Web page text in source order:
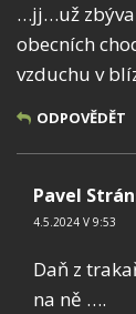
…jj…už zbýva
obecních
vzduchu v
ODPOVĚDĚT
Pavel
4.5.2024 V 9:53
Daň z
na ně ….